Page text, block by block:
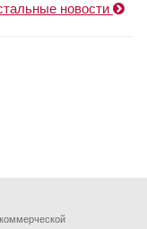
новости